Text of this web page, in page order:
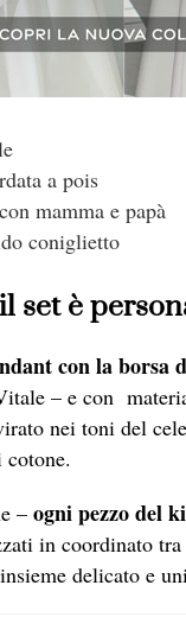
a pois
mamma e papà
coniglietto
set è
con la borsa
– e con
nei toni del
– ogni pezzo del
in coordinato
delicato e